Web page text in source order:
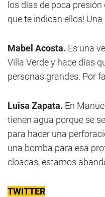
los días de poca
que te indican ellos!
Mabel Acosta. Es una
Villa Verde y hace días
personas grandes. Por
Luisa Zapata. En
tienen agua porque se
para hacer una
una bomba para esa
cloacas, estamos
TWITTER